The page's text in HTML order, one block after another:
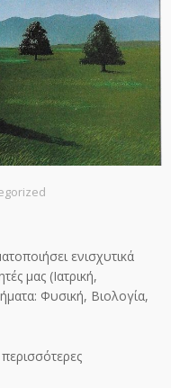
ενισχυτικά
μας (Ιατρική,
Φυσική, Βιολογία,